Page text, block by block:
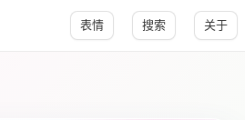
表情 搜索 关于